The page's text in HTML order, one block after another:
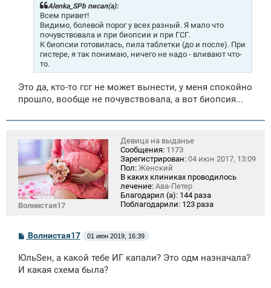
Alenka_SPb писал(а):
Всем привет!
Видимо, болевой порог у всех разный. Я мало что
почувствовала и при биопсии и при ГСГ.
К биопсии готовилась, пила таблетки (до и после). При
гистере, я так понимаю, ничего не надо - вливают что-
то.
Это да, кто-то гсг не может вынести, у меня спокойно
прошло, вообще не почувствовала, а вот биопсия...
Волнистая17
Девица на выданье
Сообщения: 1173
Зарегистрирован: 04 июн 2017, 13:09
Пол: Женский
В каких клиниках проводилось
лечение: Ава-Петер
Благодарил (а): 144 раза
Поблагодарили: 123 раза
С
б
щ
Волнистая17 01 июн 2019, 16:39
ЮльSен, а какой тебе ИГ капали? Это одм назначала?
И какая схема была?